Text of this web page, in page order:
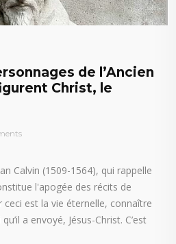
de l’Ancien
Christ, le
Calvin (1509-1564), qui rappelle
l'apogée des récits de
ceci est la vie éternelle, connaître
a envoyé, Jésus-Christ. C’est